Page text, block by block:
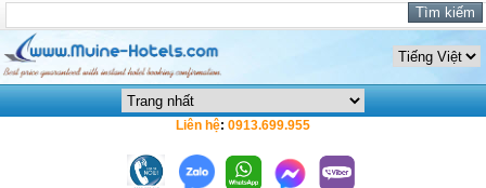
Liên hệ: 0913.699.955